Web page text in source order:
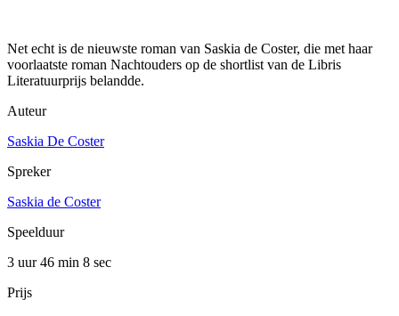
Net echt is de nieuwste roman van Saskia de Coster, die met haar
voorlaatste roman Nachtouders op de shortlist van de Libris
Literatuurprijs belandde.
Auteur
Saskia De Coster
Spreker
Saskia de Coster
Speelduur
3 uur 46 min 8 sec
Prijs